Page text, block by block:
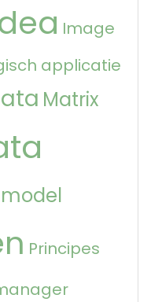
Image
applicatie
Matrix
Principes